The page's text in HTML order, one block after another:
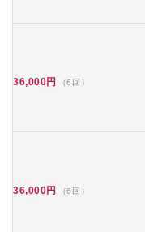
36,000円 （6回）
36,000円 （6回）